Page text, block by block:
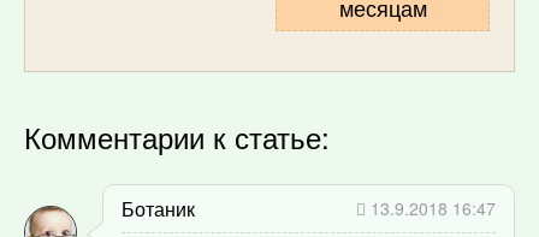
месяцам
Комментарии к статье:
Ботаник
13.9.2018 16:47